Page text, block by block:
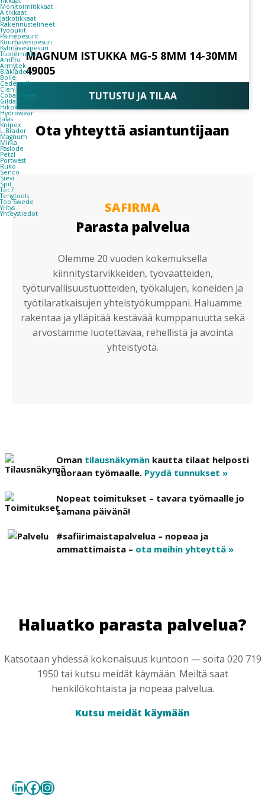
Monitoimitikkaat
A tikkaat
Jatkotikkaat
Rakennustelineet
Työpukit
Painepesurit
Kuumavesipesuri
Kylmävesipesuri
Tuotemerkit
AmPro
Armytek
Blåkläder
Bolle
Cederroth
Clen
Cobalt Gear
Gildan
Hikoki
Hydrowear
Jalas
Knipex
L.Brador
Magnum
Mirka
Paslode
Petzl
Portwest
Ruko
Senco
Sievi
Spit
Tec7
Tengtools
Top Swede
Yritys
Yhteystiedot
MAGNUM ISTUKKA MG-5 8MM 14-30MM
49005
TUTUSTU JA TILAA
Ota yhteyttä asiantuntijaan
SAFIRMA
Parasta palvelua
Olemme 20 vuoden kokemuksella
kiinnitystarvikkeiden, työvaatteiden,
työturvallisuustuotteiden, työkalujen, koneiden ja
työtilaratkaisujen yhteistyökumppani. Haluamme
rakentaa ja ylläpitää kestävää kumppanuutta sekä
arvostamme luotettavaa, rehellistä ja avointa
yhteistyötä.
Oman tilausnäkymän kautta tilaat helposti
suoraan työmaalle. Pyydä tunnukset »
Nopeat toimitukset – tavara työmaalle jo
samana päivänä!
#safiirimaistapalvelua – nopeaa ja
ammattimaista – ota meihin yhteyttä »
Haluatko parasta palvelua?
Katsotaan yhdessä kokonaisuus kuntoon — soita 020 719
1950 tai kutsu meidät käymään. Meiltä saat
henkilökohtaista ja nopeaa palvelua.
Kutsu meidät käymään
LinkedIn
Facebook
Instagram